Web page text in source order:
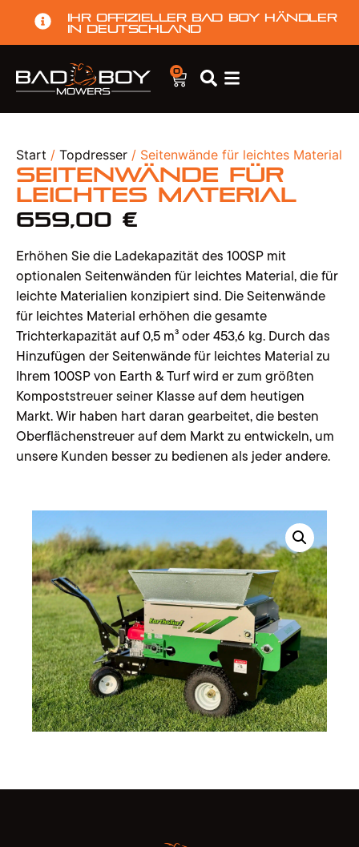
Ihr offizieller Bad Boy Händler
in Deutschland
0
Start / Topdresser / Seitenwände für leichtes Material
Seitenwände für
leichtes Material
659,00 €
Erhöhen Sie die Ladekapazität des 100SP mit
optionalen Seitenwänden für leichtes Material, die für
leichte Materialien konzipiert sind. Die Seitenwände
für leichtes Material erhöhen die gesamte
Trichterkapazität auf 0,5 m³ oder 453,6 kg. Durch das
Hinzufügen der Seitenwände für leichtes Material zu
Ihrem 100SP von Earth & Turf wird er zum größten
Kompoststreuer seiner Klasse auf dem heutigen
Markt. Wir haben hart daran gearbeitet, die besten
Oberflächenstreuer auf dem Markt zu entwickeln, um
unsere Kunden besser zu bedienen als jeder andere.